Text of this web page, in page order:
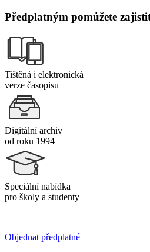
Předplatným pomůžete
Tištěná i elektronická
verze časopisu
Digitální archiv
od roku 1994
Speciální nabídka
pro školy a studenty
Objednat předplatné